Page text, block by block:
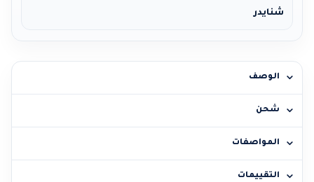
شنايدر
الوصف
شحن
المواصفات
التقييمات